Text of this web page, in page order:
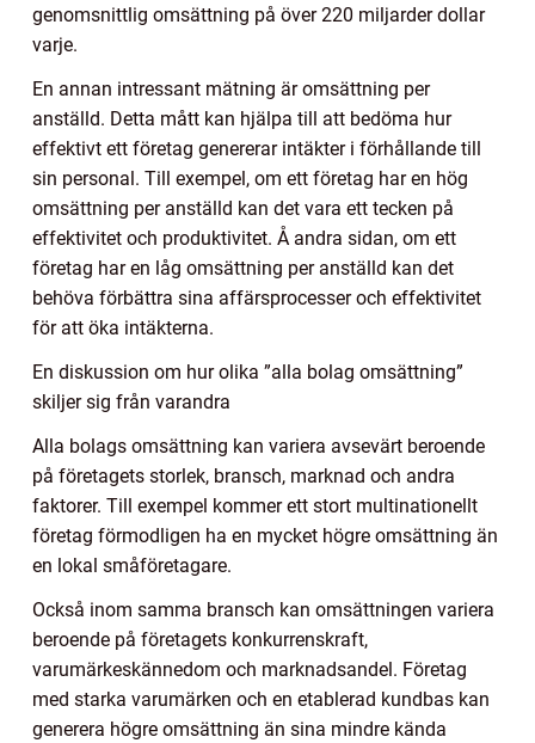
genomsnittlig omsättning på över 220 miljarder dollar
varje.
En annan intressant mätning är omsättning per
anställd. Detta mått kan hjälpa till att bedöma hur
effektivt ett företag genererar intäkter i förhållande till
sin personal. Till exempel, om ett företag har en hög
omsättning per anställd kan det vara ett tecken på
effektivitet och produktivitet. Å andra sidan, om ett
företag har en låg omsättning per anställd kan det
behöva förbättra sina affärsprocesser och effektivitet
för att öka intäkterna.
En diskussion om hur olika ”alla bolag omsättning”
skiljer sig från varandra
Alla bolags omsättning kan variera avsevärt beroende
på företagets storlek, bransch, marknad och andra
faktorer. Till exempel kommer ett stort multinationellt
företag förmodligen ha en mycket högre omsättning än
en lokal småföretagare.
Också inom samma bransch kan omsättningen variera
beroende på företagets konkurrenskraft,
varumärkeskännedom och marknadsandel. Företag
med starka varumärken och en etablerad kundbas kan
generera högre omsättning än sina mindre kända